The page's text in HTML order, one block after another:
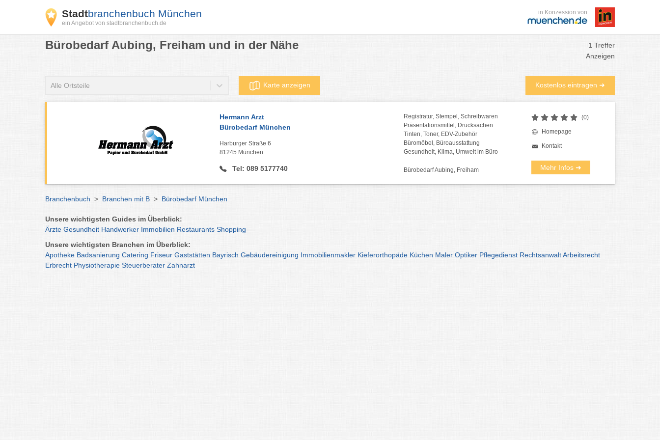
Stadtbranchenbuch München
ein Angebot von stadtbranchenbuch.de
in Konzession von
Bürobedarf Aubing, Freiham und in der Nähe
1 Treffer
Anzeigen
Alle Ortsteile Karte anzeigen Kostenlos eintragen ➜
Hermann Arzt
Bürobedarf München
Harburger Straße 6
81245 München
Tel: 089 5177740
Registratur, Stempel, Schreibwaren
Präsentationsmittel, Drucksachen
Tinten, Toner, EDV-Zubehör
Büromöbel, Büroausstattung
Gesundheit, Klima, Umwelt im Büro
Bürobedarf Aubing, Freiham
(0)
Homepage
Kontakt
Mehr Infos ➜
Branchenbuch > Branchen mit B > Bürobedarf München
Unsere wichtigsten Guides im Überblick:
Ärzte Gesundheit Handwerker Immobilien Restaurants Shopping
Unsere wichtigsten Branchen im Überblick:
Apotheke Badsanierung Catering Friseur Gaststätten Bayrisch Gebäudereinigung Immobilienmakler Kieferorthopäde Küchen Maler Optiker Pflegedienst RechtsanwaltArbeitsrecht
Erbrecht Physiotherapie Steuerberater Zahnarzt